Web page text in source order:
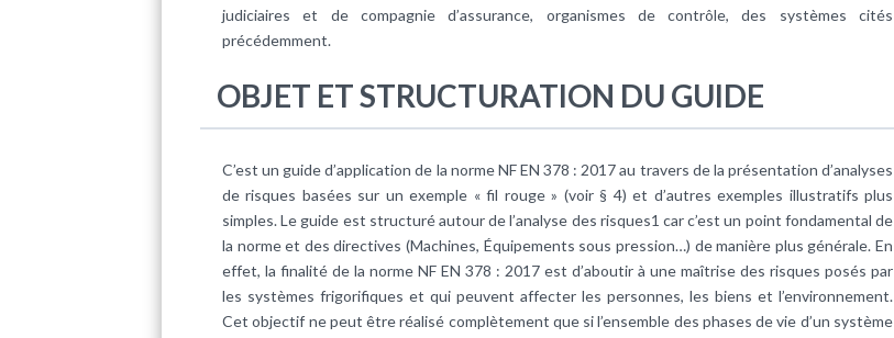
judiciaires et de compagnie d’assurance, organismes de contrôle, des systèmes cités
précédemment.
OBJET ET STRUCTURATION DU GUIDE
C’est un guide d’application de la norme NF EN 378 : 2017 au travers de la présentation d’analyses
de risques basées sur un exemple « fil rouge » (voir § 4) et d’autres exemples illustratifs plus
simples. Le guide est structuré autour de l’analyse des risques1 car c’est un point fondamental de
la norme et des directives (Machines, Équipements sous pression…) de manière plus générale. En
effet, la finalité de la norme NF EN 378 : 2017 est d’aboutir à une maîtrise des risques posés par
les systèmes frigorifiques et qui peuvent affecter les personnes, les biens et l’environnement.
Cet objectif ne peut être réalisé complètement que si l’ensemble des phases de vie d’un système